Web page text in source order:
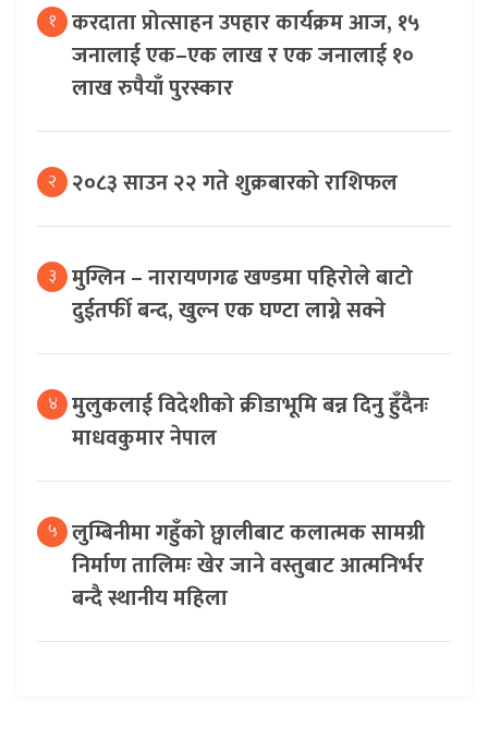
१ करदाता प्रोत्साहन उपहार कार्यक्रम आज, १५
जनालाई एक–एक लाख र एक जनालाई १०
लाख रुपैयाँ पुरस्कार
२ २०८३ साउन २२ गते शुक्रबारको राशिफल
३ मुग्लिन – नारायणगढ खण्डमा पहिरोले बाटो
दुईतर्फी बन्द, खुल्न एक घण्टा लाग्ने सक्ने
४ मुलुकलाई विदेशीको क्रीडाभूमि बन्न दिनु हुँदैनः
माधवकुमार नेपाल
५ लुम्बिनीमा गहुँको छ्वालीबाट कलात्मक सामग्री
निर्माण तालिमः खेर जाने वस्तुबाट आत्मनिर्भर
बन्दै स्थानीय महिला